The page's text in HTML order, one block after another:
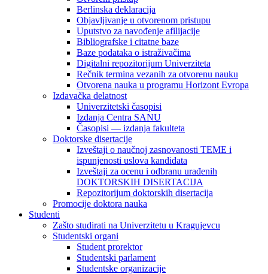
Berlinska deklaracija
Objavljivanje u otvorenom pristupu
Uputstvo za navođenje afilijacije
Bibliografske i citatne baze
Baze podataka o istraživačima
Digitalni repozitorijum Univerziteta
Rečnik termina vezanih za otvorenu nauku
Otvorena nauka u programu Horizont Evropa
Izdavačka delatnost
Univerzitetski časopisi
Izdanja Centra SANU
Časopisi — izdanja fakulteta
Doktorske disertacije
Izveštaji o naučnoj zasnovanosti TEME i
ispunjenosti uslova kandidata
Izveštaji za ocenu i odbranu urađenih
DOKTORSKIH DISERTACIJA
Repozitorijum doktorskih disertacija
Promocije doktora nauka
Studenti
Zašto studirati na Univerzitetu u Kragujevcu
Studentski organi
Student prorektor
Studentski parlament
Studentske organizacije